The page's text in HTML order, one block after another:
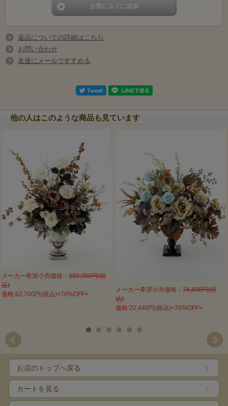
返品についての詳細はこちら
お問い合わせ
友達にメールですすめる
他の人はこのような商品も見ています
メーカー希望小売価格：209,000円(税
込)
価格:62,700円(税込)<70%OFF>
メーカー希望小売価格：74,800円(税
込)
価格:22,440円(税込)<70%OFF>
お店のトップへ戻る
カートを見る